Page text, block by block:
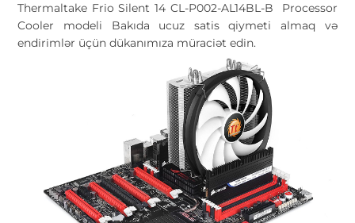
Thermaltake Frio Silent 14 CL-P002-AL14BL-B Processor
Cooler modeli Bakıda ucuz satis qiymeti almaq və
endirimlər üçün dükanımıza müraciət edin.